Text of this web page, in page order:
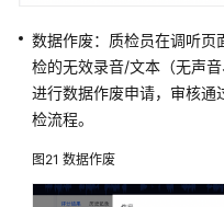
数据作废：质检员在调听页
检的无效录音/文本（无声
进行数据作废申请，审核通
检流程。
图21 数据作废